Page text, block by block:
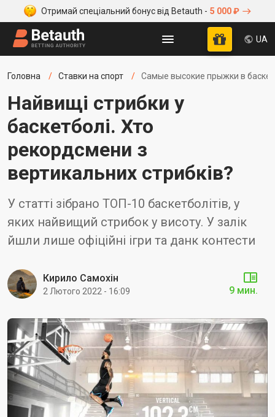
Отримай спеціальний бонус від Betauth - 5 000 ₽
UA
Головна Ставки на спорт Самые высокие прыжки в
Найвищі стрибки у
баскетболі. Хто
рекордсмени з
вертикальних стрибків?
У статті зібрано ТОП-10 баскетболітів, у
яких найвищий стрибок у висоту. У залік
йшли лише офіційні ігри та данк контести
Кирило Самохін
2 Лютого 2022 - 16:09 9 мин.